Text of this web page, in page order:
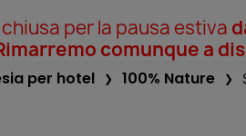
per la pausa estiva
comunque a
per hotel 100% Nature